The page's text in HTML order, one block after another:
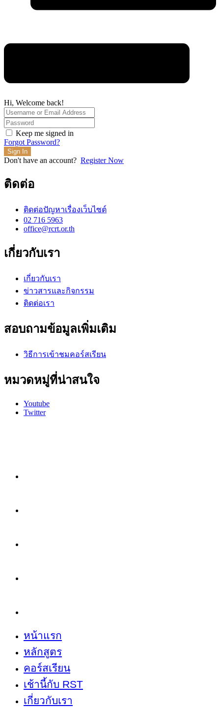
Hi, Welcome back!
Keep me signed in
Forgot Password?
Sign In
Don't have an account? Register Now
ติดต่อ
ติดต่อปัญหาเรื่องเว็บไซต์
02 716 5963
office@rcrt.or.th
เกี่ยวกับเรา
เกี่ยวกับเรา
ข่าวสารและกิจกรรม
ติดต่อเรา
สอบถามข้อมูลเพิ่มเติม
วิธีการเข้าชมคอร์สเรียน
หมวดหมู่ที่น่าสนใจ
Youtube
Twitter
หน้าแรก
หลักสูตร
คอร์สเรียน
เช้านี้กับ RST
เกี่ยวกับเรา